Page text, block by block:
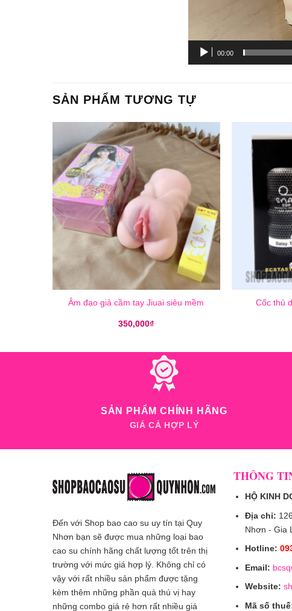
00:00
SẢN PHẨM TƯƠNG TỰ
Âm đạo giả cầm tay Jiuai siêu mềm
350,000₫
Cốc thủ
SẢN PHẨM CHÍNH HÃNG
GIÁ CẢ HỢP LÝ
Đến với Shop bao cao su uy tín tại Quy
Nhơn bạn sẽ được mua những loại bao
cao su chính hãng chất lượng tốt trên thị
trường với mức giá hợp lý. Không chỉ có
vậy với rất nhiều sản phẩm được tặng
kèm thêm những phần quà thú vị hay
những combo giá rẻ hơn rất nhiều giá
THÔNG
HỘ KINH
Địa chỉ:
Nhơn - Gia
Hotline:
Email:
Website:
Mã số